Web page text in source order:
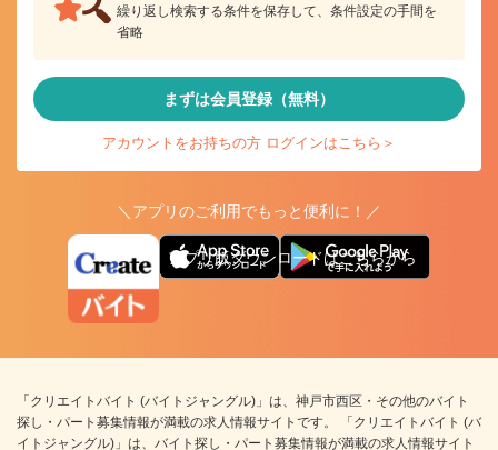
繰り返し検索する条件を保存して、条件設定の手間を
省略
まずは会員登録（無料）
アカウントをお持ちの方 ログインはこちら＞
＼アプリのご利用でもっと便利に！／
アプリ版ダウンロードはこちらから
「クリエイトバイト (バイトジャングル)」は、神戸市西区・その他のバイト
探し・パート募集情報が満載の求人情報サイトです。 「クリエイトバイト (バ
イトジャングル)」は、バイト探し・パート募集情報が満載の求人情報サイト